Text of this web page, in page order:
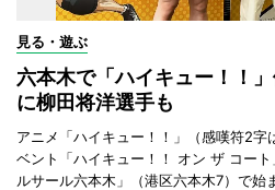
見る・遊ぶ
六本木で「ハイキュー！！
に柳田将洋選手も
アニメ「ハイキュー！！」（感嘆符2字
ベント「ハイキュー！！ オン ザ コー
ルサール六本木」（港区六本木7）で始